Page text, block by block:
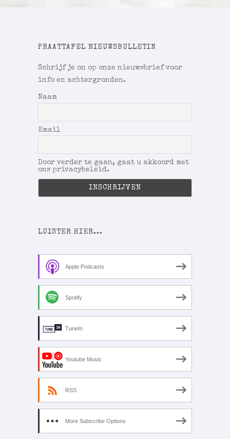
PRAATTAFEL NIEUWSBULLETIN
Schrijf je on op onze nieuwsbrief voor
info en achtergronden.
Naam
Email
Door verder te gaan, gaat u akkoord met
ons privacybeleid.
LUISTER HIER...
Apple Podcasts
Spotify
TuneIn
Youtube Music
RSS
More Subscribe Options